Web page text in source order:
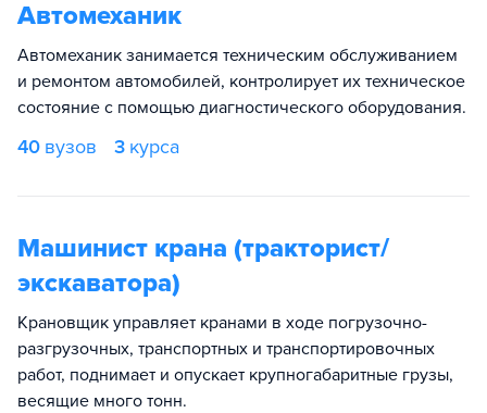
Автомеханик
Автомеханик занимается техническим обслуживанием
и ремонтом автомобилей, контролирует их техническое
состояние с помощью диагностического оборудования.
40 вузов 3 курса
Машинист крана (тракторист/
экскаватора)
Крановщик управляет кранами в ходе погрузочно-
разгрузочных, транспортных и транспортировочных
работ, поднимает и опускает крупногабаритные грузы,
весящие много тонн.